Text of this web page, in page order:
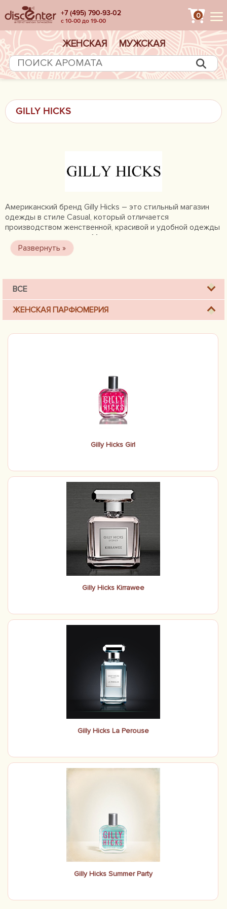
+7 (495) 790-93-02
с 10-00 до 19-00
0
ЖЕНСКАЯ МУЖСКАЯ
GILLY HICKS
Американский бренд Gilly Hicks – это стильный магазин
одежды в стиле Casual, который отличается
производством женственной, красивой и удобной одежды
для молодых девушек. Магазин является одним из
брендов компании Abercrombie & Fitch, которая была
основана в 1920 и уже с 1932 года была достаточно
ВСЕ
ЖЕНСКАЯ ПАРФЮМЕРИЯ
Gilly Hicks Girl
Gilly Hicks Kirrawee
Gilly Hicks La Perouse
Gilly Hicks Summer Party